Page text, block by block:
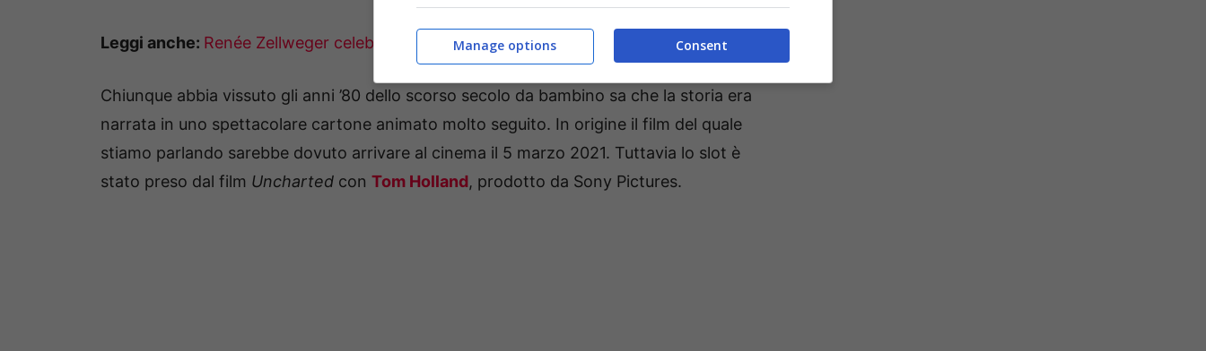
Leggi anche: Renée Zellweger celebra Judy Garland all’accettazione dell’Oscar
Chiunque abbia vissuto gli anni ’80 dello scorso secolo da bambino sa che la storia era
narrata in uno spettacolare cartone animato molto seguito. In origine il film del quale
stiamo parlando sarebbe dovuto arrivare al cinema il 5 marzo 2021. Tuttavia lo slot è
stato preso dal film Uncharted con Tom Holland, prodotto da Sony Pictures.
Consent
Manage options